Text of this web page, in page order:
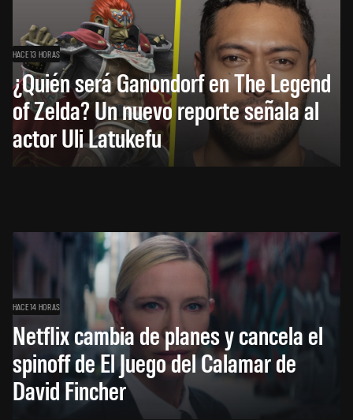
HACE 13 HORAS
¿Quién será Ganondorf en The Legend
of Zelda? Un nuevo reporte señala al
actor Uli Latukefu
HACE 14 HORAS
Netflix cambia de planes y cancela el
spinoff de El Juego del Calamar de
David Fincher